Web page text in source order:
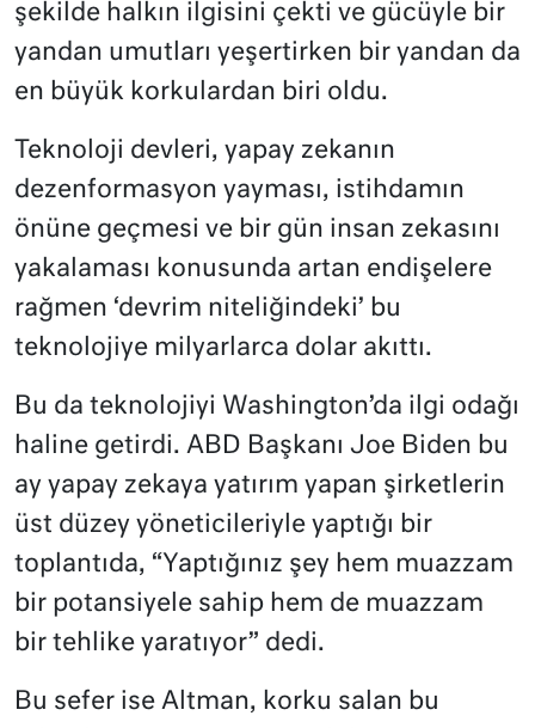
şekilde halkın ilgisini çekti ve gücüyle bir
yandan umutları yeşertirken bir yandan da
en büyük korkulardan biri oldu.
Teknoloji devleri, yapay zekanın
dezenformasyon yayması, istihdamın
önüne geçmesi ve bir gün insan zekasını
yakalaması konusunda artan endişelere
rağmen ‘devrim niteliğindeki’ bu
teknolojiye milyarlarca dolar akıttı.
Bu da teknolojiyi Washington’da ilgi odağı
haline getirdi. ABD Başkanı Joe Biden bu
ay yapay zekaya yatırım yapan şirketlerin
üst düzey yöneticileriyle yaptığı bir
toplantıda, “Yaptığınız şey hem muazzam
bir potansiyele sahip hem de muazzam
bir tehlike yaratıyor” dedi.
Bu sefer ise Altman, korku salan bu